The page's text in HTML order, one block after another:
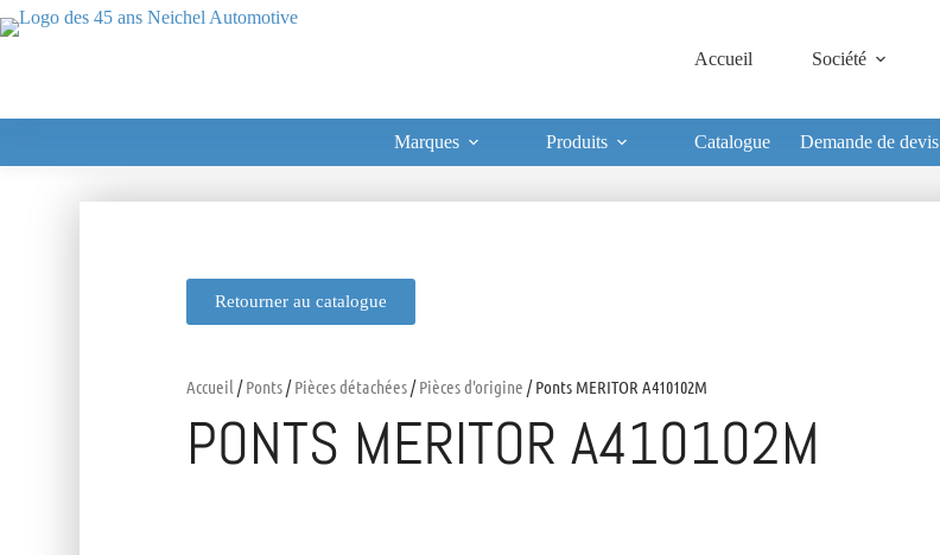
Accueil Société
Marques Produits Catalogue Demande de devis
Retourner au catalogue
Accueil /Ponts/Pièces détachées/Pièces d'origine / Ponts MERITOR A410102M
PONTS MERITOR A410102M